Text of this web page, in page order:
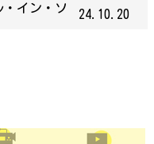
・イン・ソ
24.10.20